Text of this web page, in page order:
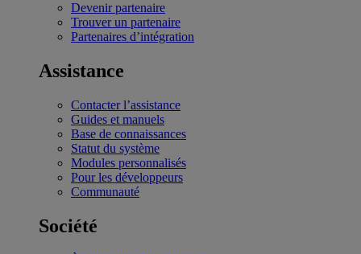
Devenir partenaire
Trouver un partenaire
Partenaires d’intégration
Assistance
Contacter l’assistance
Guides et manuels
Base de connaissances
Statut du système
Modules personnalisés
Pour les développeurs
Communauté
Société